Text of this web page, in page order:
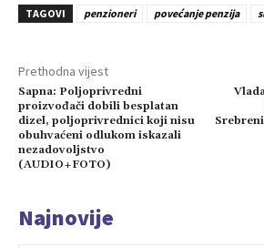
TAGOVI penzioneri povećanje penzija
Prethodna vijest
Sapna: Poljoprivredni
proizvođači dobili besplatan
dizel, poljoprivrednici koji nisu
obuhvaćeni odlukom iskazali
nezadovoljstvo
(AUDIO+FOTO)
Najnovije